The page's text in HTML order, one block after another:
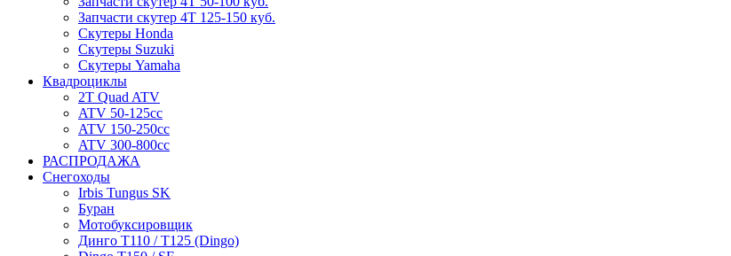
Запчасти скутер 4Т 125-150 куб.
Скутеры Honda
Скутеры Suzuki
Скутеры Yamaha
Квадроциклы
2T Quad ATV
ATV 50-125cc
ATV 150-250cc
ATV 300-800cc
РАСПРОДАЖА
Снегоходы
Irbis Tungus SK
Буран
Мотобуксировщик
Динго T110 / T125 (Dingo)